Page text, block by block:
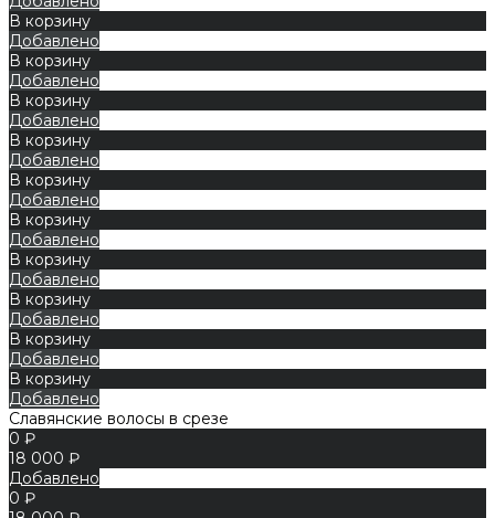
В корзину
Добавлено
В корзину
Добавлено
В корзину
Добавлено
В корзину
Добавлено
В корзину
Добавлено
В корзину
Добавлено
В корзину
Добавлено
В корзину
Добавлено
В корзину
Добавлено
В корзину
Добавлено
Славянские волосы в срезе
0 ₽
18 000 ₽
Добавлено
0 ₽